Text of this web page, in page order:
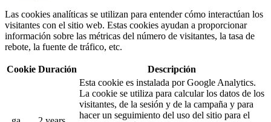
Las cookies analíticas se utilizan para entender cómo interactúan los
visitantes con el sitio web. Estas cookies ayudan a proporcionar
información sobre las métricas del número de visitantes, la tasa de
rebote, la fuente de tráfico, etc.
Cookie Duración Descripción
Esta cookie es instalada por Google Analytics.
La cookie se utiliza para calcular los datos de los
visitantes, de la sesión y de la campaña y para
hacer un seguimiento del uso del sitio para el